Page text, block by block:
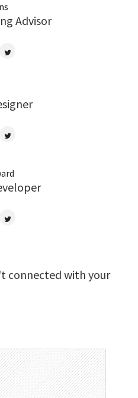
Advisor
connected with your